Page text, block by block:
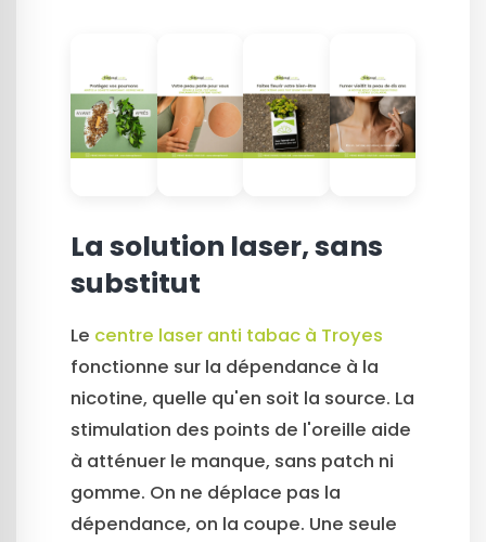
La solution laser, sans
substitut
Le centre laser anti tabac à Troyes
fonctionne sur la dépendance à la
nicotine, quelle qu'en soit la source. La
stimulation des points de l'oreille aide
à atténuer le manque, sans patch ni
gomme. On ne déplace pas la
dépendance, on la coupe. Une seule